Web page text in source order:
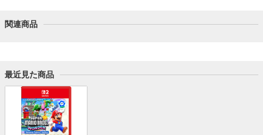
関連商品
最近見た商品